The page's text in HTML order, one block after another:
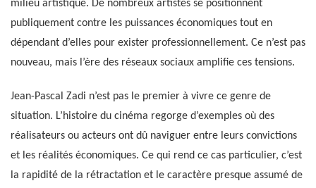
milieu artistique. De nombreux artistes se positionnent
publiquement contre les puissances économiques tout en
dépendant d’elles pour exister professionnellement. Ce n’est pas
nouveau, mais l’ère des réseaux sociaux amplifie ces tensions.
Jean-Pascal Zadi n’est pas le premier à vivre ce genre de
situation. L’histoire du cinéma regorge d’exemples où des
réalisateurs ou acteurs ont dû naviguer entre leurs convictions
et les réalités économiques. Ce qui rend ce cas particulier, c’est
la rapidité de la rétractation et le caractère presque assumé de